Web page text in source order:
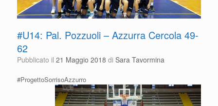
#U14: Pal. Pozzuoli – Azzurra Cercola 49-
62
Pubblicato il 21 Maggio 2018 di Sara Tavormina
#ProgettoSorrisoAzzurro